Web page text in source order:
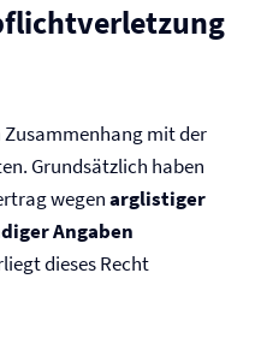
mit der
Grundsätzlich haben
wegenarglistiger
Angaben
dieses Recht